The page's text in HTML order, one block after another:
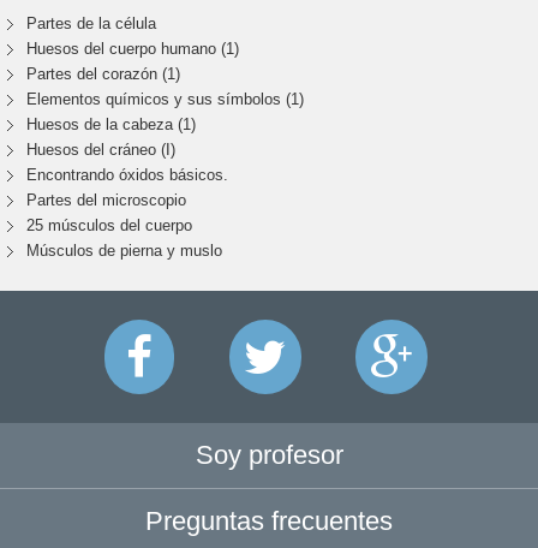
Partes de la célula
Huesos del cuerpo humano (1)
Partes del corazón (1)
Elementos químicos y sus símbolos (1)
Huesos de la cabeza (1)
Huesos del cráneo (I)
Encontrando óxidos básicos.
Partes del microscopio
25 músculos del cuerpo
Músculos de pierna y muslo
Soy profesor
Preguntas frecuentes